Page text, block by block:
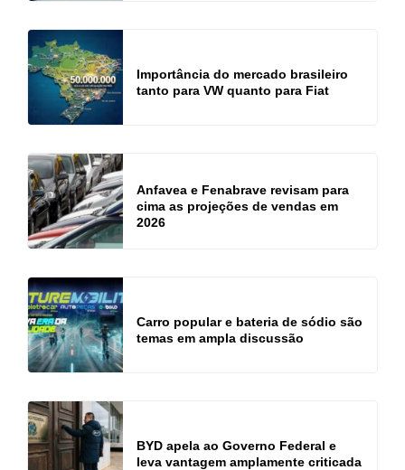
Importância do mercado brasileiro
tanto para VW quanto para Fiat
Anfavea e Fenabrave revisam para
cima as projeções de vendas em
2026
Carro popular e bateria de sódio são
temas em ampla discussão
BYD apela ao Governo Federal e
leva vantagem amplamente criticada